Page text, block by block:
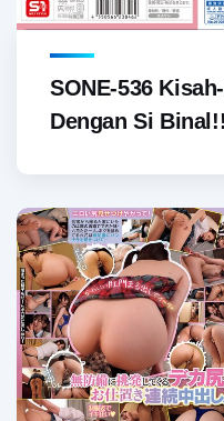
SONE-536
Dengan Si